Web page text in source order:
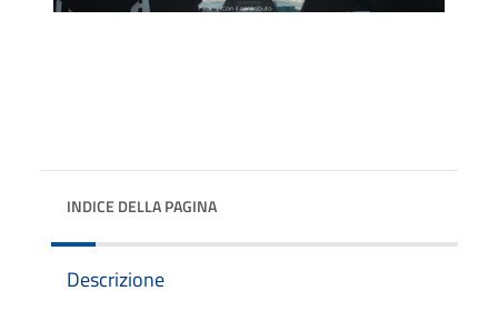
INDICE DELLA PAGINA
Descrizione